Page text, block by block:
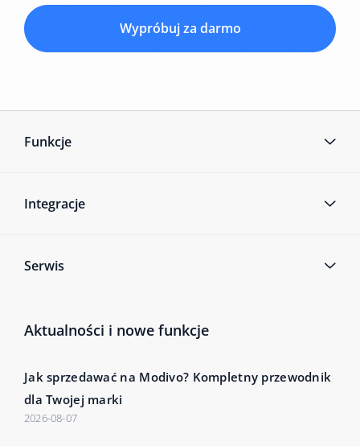
Wypróbuj za darmo
Funkcje
Integracje
Serwis
Aktualności i nowe funkcje
Jak sprzedawać na Modivo? Kompletny przewodnik
dla Twojej marki
2026-08-07